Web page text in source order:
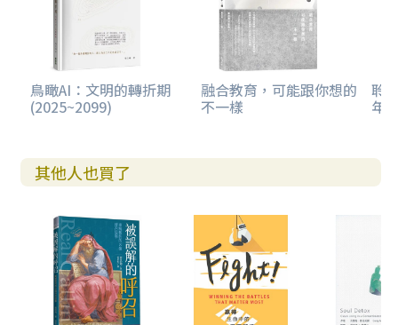
鳥瞰AI：文明的轉折期
(2025~2099)
融合教育，可能跟你想的
不一樣
聆
年
其他人也買了